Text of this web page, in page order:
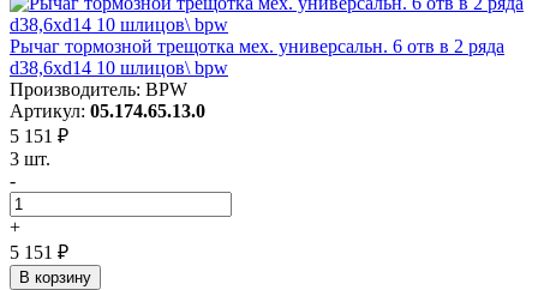
Рычаг тормозной трещотка мех. универсальн. 6 отв в 2 ряда
d38,6xd14 10 шлицов\ bpw
Производитель: BPW
Артикул: 05.174.65.13.0
5 151 ₽
3 шт.
-
+
5 151 ₽
В корзину